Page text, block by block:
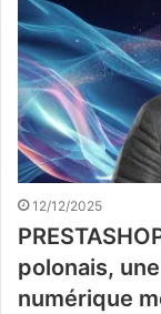
12/12/2025
polonais,
numérique